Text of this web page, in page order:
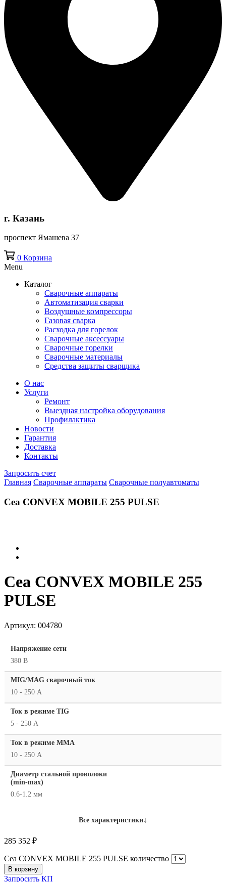
г. Казань
проспект Ямашева 37
0 Корзина
Menu
Каталог
Сварочные аппараты
Автоматизация сварки
Воздушные компрессоры
Газовая сварка
Расходка для горелок
Сварочные аксессуары
Сварочные горелки
Сварочные материалы
Средства защиты сварщика
О нас
Услуги
Ремонт
Выездная настройка оборудования
Профилактика
Новости
Гарантия
Доставка
Контакты
Запросить счет
Главная Сварочные аппараты Сварочные полуавтоматы
Cea CONVEX MOBILE 255 PULSE
Cea CONVEX MOBILE 255
PULSE
Артикул: 004780
Напряжение сети
380 В
MIG/MAG cварочный ток
10 - 250 А
Ток в режиме TIG
5 - 250 А
Ток в режиме ММА
10 - 250 А
Диаметр стальной проволоки
(min-max)
0.6-1.2 мм
Все характеристики↓
285 352 ₽
Cea CONVEX MOBILE 255 PULSE количество
В корзину
Запросить КП